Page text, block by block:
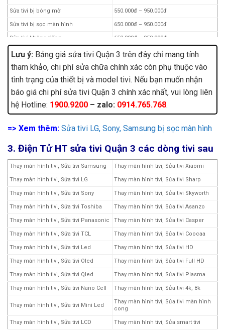
Sửa tivi bị bóng mờ 550.000đ – 950.000đ
Sửa tivi bị sọc màn hình 650.000đ – 950.000đ
Sửa tivi không tiếng 650.000đ – 950.000đ
Sửa tivi chập chờn, board bị ẩm 650.000đ – 950.000đ
Sửa board nhận tín hiệu HDMI 650.000đ – 950.000đ
Sửa tivi hình ảnh chồng lên nhau 750.000đ – 1.250.000đ
Sửa nguồn cao áp tivi 750.000đ – 1.450.000đ
Sửa tivi chổ sáng chổ tối 750.000đ – 1.450.000đ
Sửa tivi hiển thị không đúng màu 850.000đ – 1.250.000đ
Thay bộ đèn led tivi 1.350.000đ – 1.750.000đ
Các lỗi khác Liên hệ:1900.9200 – 0914.765.768
Lưu ý: Bảng giá sửa tivi Quận 3 trên đây chỉ mang tính
tham khảo, chi phí sửa chữa chính xác còn phụ thuộc vào
tình trạng của thiết bị và model tivi. Nếu bạn muốn nhận
báo giá chi phí sửa tivi Quận 3 chính xác nhất, vui lòng liên
hệ Hotline: 1900.9200 – zalo: 0914.765.768.
=> Xem thêm: Sửa tivi LG, Sony, Samsung bị sọc màn hình
3. Điện Tử HT sửa tivi Quận 3 các dòng tivi sau
Thay màn hình tivi, Sửa tivi Samsung Thay màn hình tivi, Sửa tivi Xiaomi
Thay màn hình tivi, Sửa tivi LG Thay màn hình tivi, Sửa tivi Sharp
Thay màn hình tivi, Sửa tivi Sony Thay màn hình tivi, Sửa tivi Skyworth
Thay màn hình tivi, Sửa tivi Toshiba Thay màn hình tivi, Sửa tivi Asanzo
Thay màn hình tivi, Sửa tivi Panasonic Thay màn hình tivi, Sửa tivi Casper
Thay màn hình tivi, Sửa tivi TCL Thay màn hình tivi, Sửa tivi Coocaa
Thay màn hình tivi, Sửa tivi Led Thay màn hình tivi, Sửa tivi HD
Thay màn hình tivi, Sửa tivi Oled Thay màn hình tivi, Sửa tivi Full HD
Thay màn hình tivi, Sửa tivi Qled Thay màn hình tivi, Sửa tivi Plasma
Thay màn hình tivi, Sửa tivi Nano Cell Thay màn hình tivi, Sửa tivi 4k, 8k
Thay màn hình tivi, Sửa tivi Mini Led
Thay màn hình tivi, Sửa tivi màn hình
cong
Thay màn hình tivi, Sửa tivi LCD Thay màn hình tivi, Sửa smart tivi